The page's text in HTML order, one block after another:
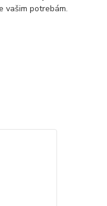
vašim potrebám.